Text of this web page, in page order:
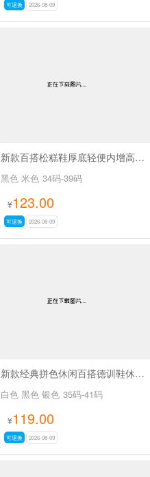
可退换 2026-08-09
新款百搭松糕鞋厚底轻便内增高休闲鞋SA2168
黑色 米色 34码-39码
¥123.00
可退换 2026-08-09
新款经典拼色休闲百搭德训鞋休闲鞋SA6090
白色 黑色 银色 35码-41码
¥119.00
可退换 2026-08-09